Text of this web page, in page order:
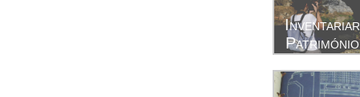
Inventariar
Património